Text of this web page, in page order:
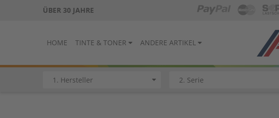
ÜBER 30 JAHRE
HOME TINTE & TONER ANDERE ARTIKEL